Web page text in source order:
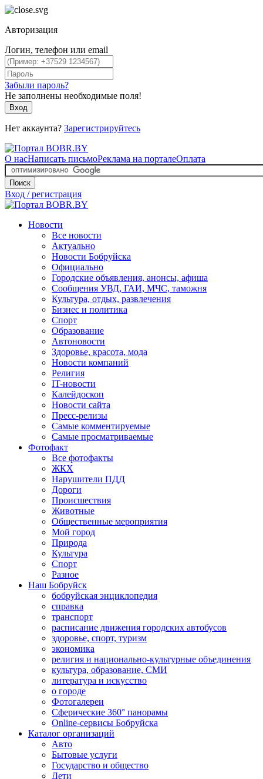
Авторизация
Логин, телефон или email
Забыли пароль?
Не заполнены необходимые поля!
Вход
Нет аккаунта? Зарегистрируйтесь
О насНаписать письмоРеклама на порталеОплата
Поиск
Вход / регистрация
Новости
Все новости
Актуально
Новости Бобруйска
Официально
Городские объявления, анонсы, афиша
Сообщения УВД, ГАИ, МЧС, таможня
Культура, отдых, развлечения
Бизнес и политика
Спорт
Образование
Автоновости
Здоровье, красота, мода
Новости компаний
Религия
IT-новости
Калейдоскоп
Новости сайта
Пресс-релизы
Самые комментируемые
Самые просматриваемые
Фотофакт
Все фотофакты
ЖКХ
Нарушители ПДД
Дороги
Происшествия
Животные
Общественные мероприятия
Мой город
Природа
Культура
Спорт
Разное
Наш Бобруйск
бобруйская энциклопедия
справка
транспорт
расписание движения городских автобусов
здоровье, спорт, туризм
экономика
религия и национально-культурные объединения
культура, образование, СМИ
литература и искусство
о городе
Фотогалереи
Сферические 360° панорамы
Online-сервисы Бобруйска
Каталог организаций
Авто
Бытовые услуги
Государство и общество
Дети